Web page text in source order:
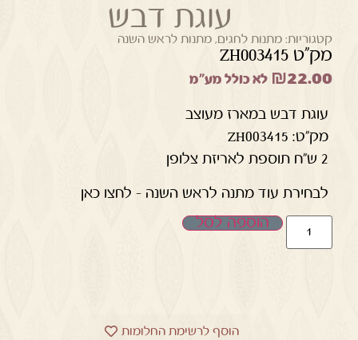
עוגת דבש
קטגוריות: מתנות לחגים,מתנות לראש השנה
מק"ט ZH003415
₪22.00 לא כולל מע"מ
עוגת דבש במארז מעוצב
מק"ט: ZH003415
2 ש"ח תוספת לאריזת צלופן
לבחירת עוד מתנה לראש השנה – לחצו כאן
הוספה לסל
הוסף לרשימת החלומות